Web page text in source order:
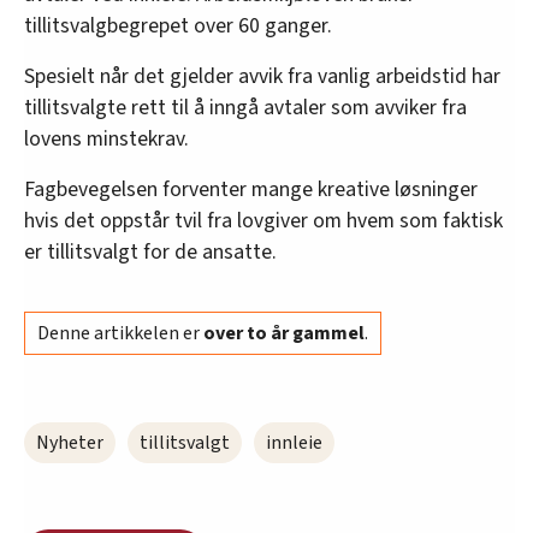
tillitsvalgbegrepet over 60 ganger.
Spesielt når det gjelder avvik fra vanlig arbeidstid har
tillitsvalgte rett til å inngå avtaler som avviker fra
lovens minstekrav.
Fagbevegelsen forventer mange kreative løsninger
hvis det oppstår tvil fra lovgiver om hvem som faktisk
er tillitsvalgt for de ansatte.
Denne artikkelen erover to år gammel.
Nyheter tillitsvalgt innleie